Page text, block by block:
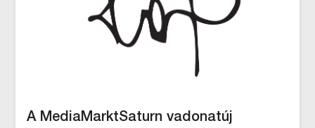
A MediaMarktSaturn vadonatúj